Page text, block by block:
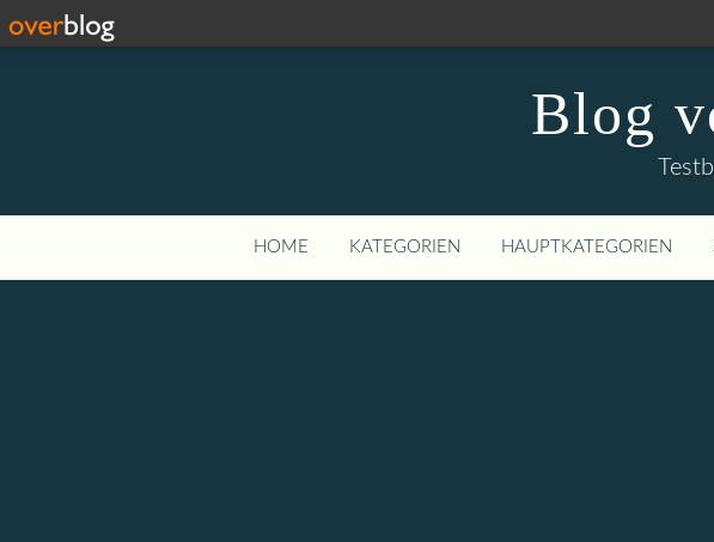
Blog
HOME KATEGORIEN HAUPTKATEGORIEN